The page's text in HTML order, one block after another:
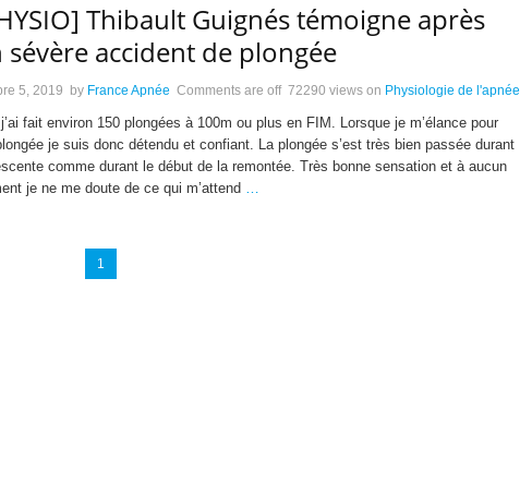
Thibault Guignés témoigne après
sévère accident de plongée
5, 2019 by France Apnée Comments are off 72290 views on Physiologie de l'apnée
fait environ 150 plongées à 100m ou plus en FIM. Lorsque je m’élance pour
je suis donc détendu et confiant. La plongée s’est très bien passée durant
comme durant le début de la remontée. Très bonne sensation et à aucun
je ne me doute de ce qui m’attend …
1